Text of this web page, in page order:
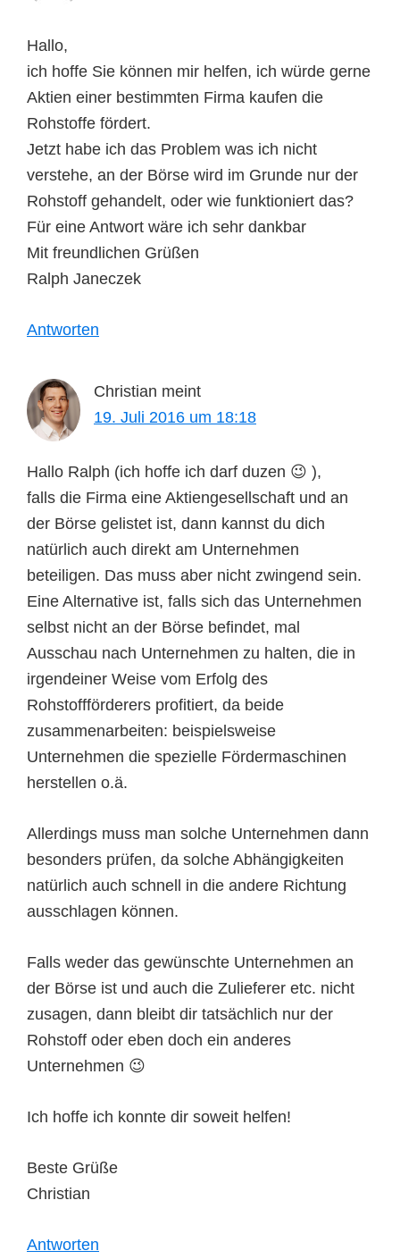
Hallo,
ich hoffe Sie können mir helfen, ich würde gerne
Aktien einer bestimmten Firma kaufen die
Rohstoffe fördert.
Jetzt habe ich das Problem was ich nicht
verstehe, an der Börse wird im Grunde nur der
Rohstoff gehandelt, oder wie funktioniert das?
Für eine Antwort wäre ich sehr dankbar
Mit freundlichen Grüßen
Ralph Janeczek
Antworten
Christian meint
19. Juli 2016 um 18:18
Hallo Ralph (ich hoffe ich darf duzen 😉 ),
falls die Firma eine Aktiengesellschaft und an
der Börse gelistet ist, dann kannst du dich
natürlich auch direkt am Unternehmen
beteiligen. Das muss aber nicht zwingend sein.
Eine Alternative ist, falls sich das Unternehmen
selbst nicht an der Börse befindet, mal
Ausschau nach Unternehmen zu halten, die in
irgendeiner Weise vom Erfolg des
Rohstoffförderers profitiert, da beide
zusammenarbeiten: beispielsweise
Unternehmen die spezielle Fördermaschinen
herstellen o.ä.
Allerdings muss man solche Unternehmen dann
besonders prüfen, da solche Abhängigkeiten
natürlich auch schnell in die andere Richtung
ausschlagen können.
Falls weder das gewünschte Unternehmen an
der Börse ist und auch die Zulieferer etc. nicht
zusagen, dann bleibt dir tatsächlich nur der
Rohstoff oder eben doch ein anderes
Unternehmen 😉
Ich hoffe ich konnte dir soweit helfen!
Beste Grüße
Christian
Antworten